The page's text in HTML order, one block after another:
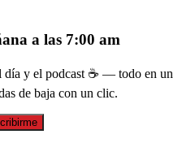
a las 7:00 am
día y el podcast ☕ — todo en un
de baja con un clic.